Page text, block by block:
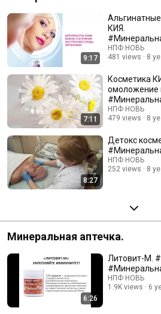
9:17
КИЯ.
НПФ НОВЬ
481 views
8
7:11
Косметика
омоложение
НПФ НОВЬ
479 views
8
8:27
Детокс
НПФ НОВЬ
252 views
8
Минеральная аптечка.
6:26
Литовит-М.
НПФ НОВЬ
1.9K views
6